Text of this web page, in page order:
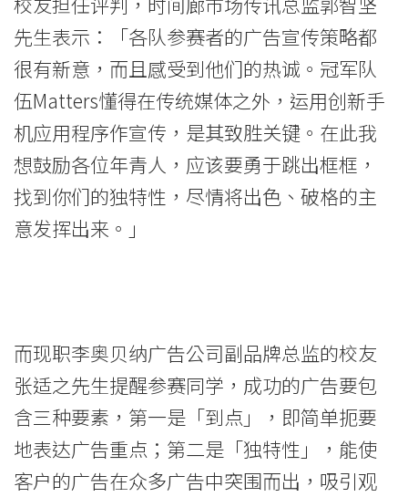
国
际
学
院
浸
会
大
学
先生表示：「各队参赛者的广告宣传策略都
很有新意，而且感受到他们的热诚。冠军队
伍Matters懂得在传统媒体之外，运用创新手
机应用程序作宣传，是其致胜关键。在此我
想鼓励各位年青人，应该要勇于跳出框框，
找到你们的独特性，尽情将出色、破格的主
意发挥出来。」
而现职李奥贝纳广告公司副品牌总监的校友
张适之先生提醒参赛同学，成功的广告要包
含三种要素，第一是「到点」，即简单扼要
地表达广告重点；第二是「独特性」，能使
客户的广告在众多广告中突围而出，吸引观